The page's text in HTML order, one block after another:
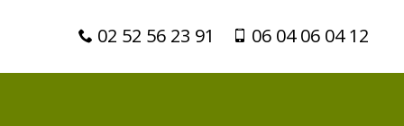
02 52 56 23 91 06 04 06 04 12